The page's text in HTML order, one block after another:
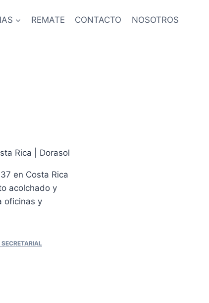
REMATE CONTACTO NOSOTROS
Rica | Dorasol
en Costa Rica
acolchado y
oficinas y